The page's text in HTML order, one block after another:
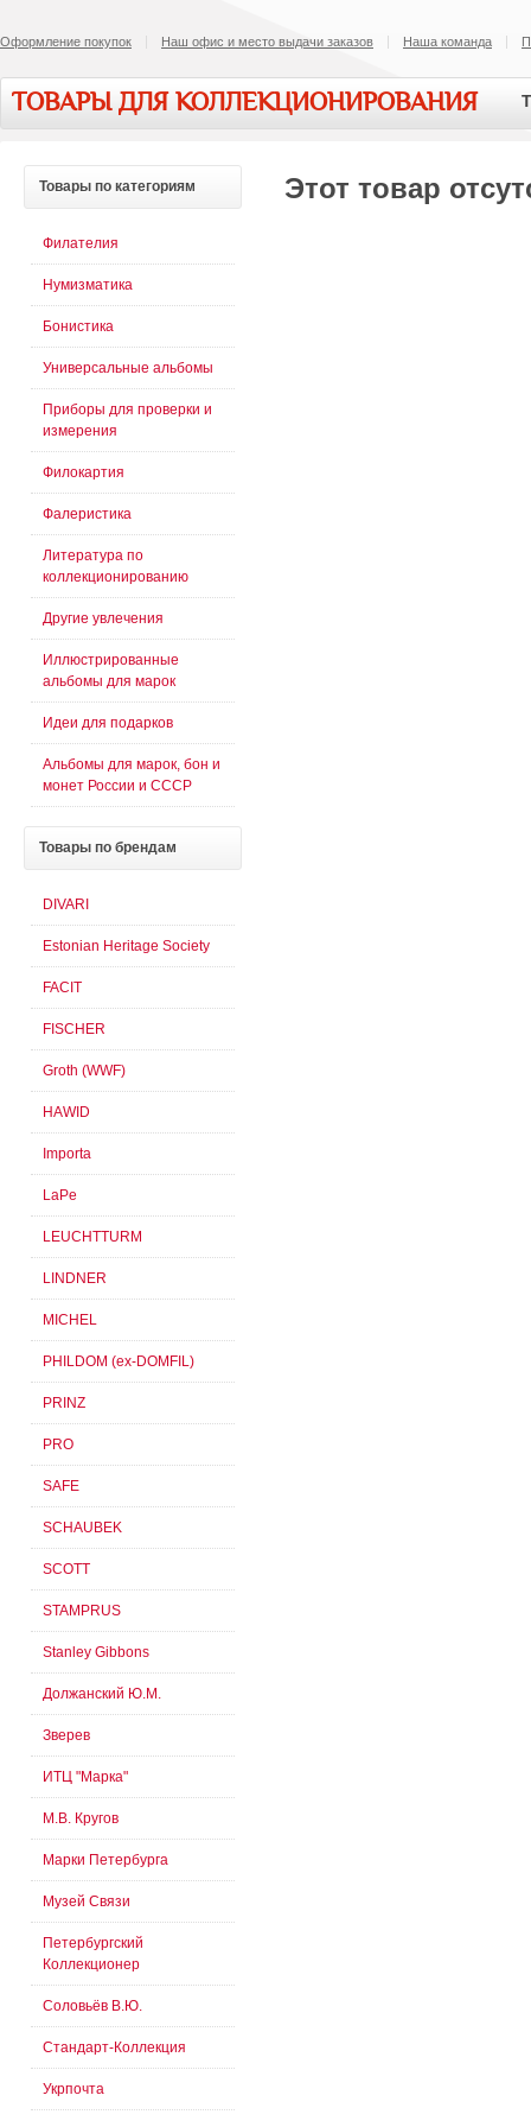
Оформление покупок Наш офис и место выдачи заказов Наша команда
ТОВАРЫ ДЛЯ КОЛЛЕКЦИОНИРОВАНИЯ
Этот товар
Товары по категориям
Филателия
Нумизматика
Бонистика
Универсальные альбомы
Приборы для проверки и
измерения
Филокартия
Фалеристика
Литература по
коллекционированию
Другие увлечения
Иллюстрированные
альбомы для марок
Идеи для подарков
Альбомы для марок, бон и
монет России и СССР
Товары по брендам
DIVARI
Estonian Heritage Society
FACIT
FISCHER
Groth (WWF)
HAWID
Importa
LaPe
LEUCHTTURM
LINDNER
MICHEL
PHILDOM (ex-DOMFIL)
PRINZ
PRO
SAFE
SCHAUBEK
SCOTT
STAMPRUS
Stanley Gibbons
Должанский Ю.М.
Зверев
ИТЦ "Марка"
М.В. Кругов
Марки Петербурга
Музей Связи
Петербургский
Коллекционер
Соловьёв В.Ю.
Стандарт-Коллекция
Укрпочта